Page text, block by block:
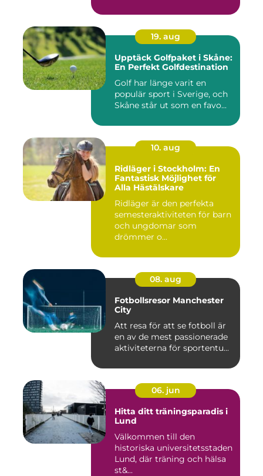
19. aug
Upptäck Golfpaket i Skåne:
En Perfekt Golfdestination
Golf har länge varit en
populär sport i Sverige, och
Skåne står ut som en favo...
10. aug
Ridläger i Stockholm: En
Fantastisk Möjlighet för
Alla Hästälskare
Ridläger är den perfekta
semesteraktiviteten för barn
och ungdomar som
drömmer o...
08. aug
Fotbollsresor Manchester
City
Att resa för att se fotboll är
en av de mest passionerade
aktiviteterna för sportentu...
06. jun
Hitta ditt träningsparadis i
Lund
Välkommen till den
historiska universitetsstaden
Lund, där träning och hälsa
st&...